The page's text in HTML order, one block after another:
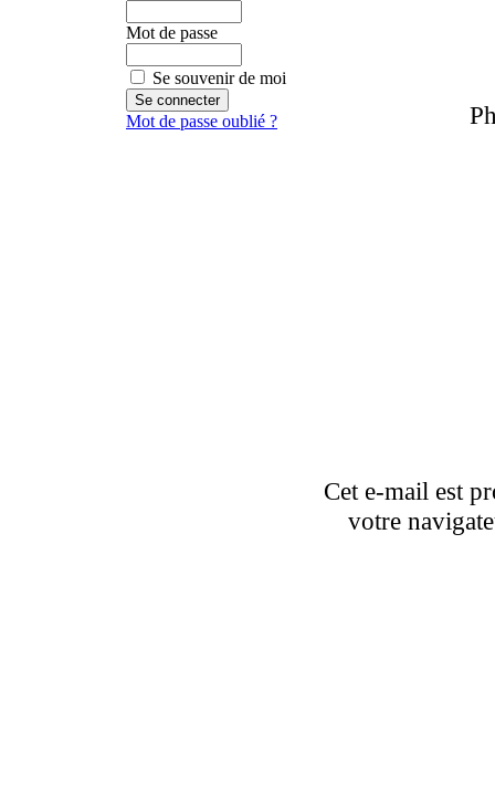
Mot de passe
Se souvenir de moi
Mot de passe oublié ?
Cet e-mail est
votre